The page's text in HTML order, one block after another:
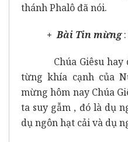
thánh Phalô đã nói.
+ Bài Tin mừng:
Chúa Giêsu hay
từng khía cạnh của
mừng hôm nay Chúa
ta suy gẫm , đó là dụ
dụ ngôn hạt cải và dụ